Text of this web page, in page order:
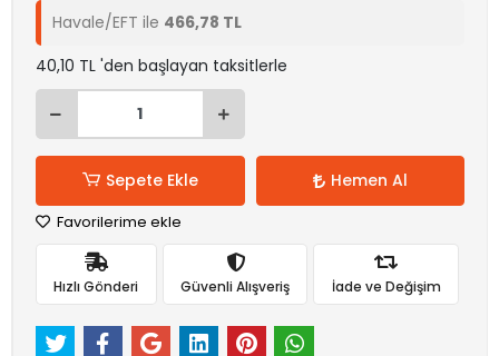
Havale/EFT ile 466,78 TL
40,10 TL 'den başlayan taksitlerle
Sepete Ekle Hemen Al
Favorilerime ekle
Hızlı Gönderi Güvenli Alışveriş İade ve Değişim